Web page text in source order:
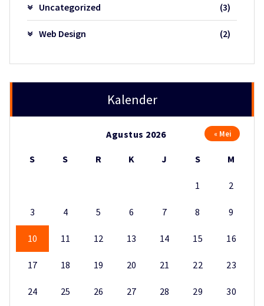
Uncategorized (3)
Web Design (2)
Kalender
Agustus 2026
S S R K J S M
1 2
3 4 5 6 7 8 9
10 11 12 13 14 15 16
17 18 19 20 21 22 23
24 25 26 27 28 29 30
« Mei